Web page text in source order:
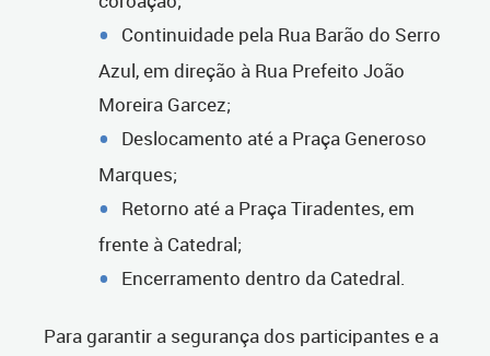
Continuidade pela Rua Barão do Serro
Azul, em direção à Rua Prefeito João
Moreira Garcez;
Deslocamento até a Praça Generoso
Marques;
Retorno até a Praça Tiradentes, em
frente à Catedral;
Encerramento dentro da Catedral.
Para garantir a segurança dos participantes e a